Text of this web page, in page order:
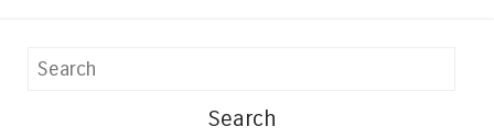
Search